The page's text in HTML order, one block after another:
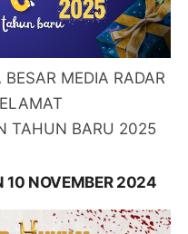
MEDIA RADAR
TAHUN BARU 2025
10 NOVEMBER 2024